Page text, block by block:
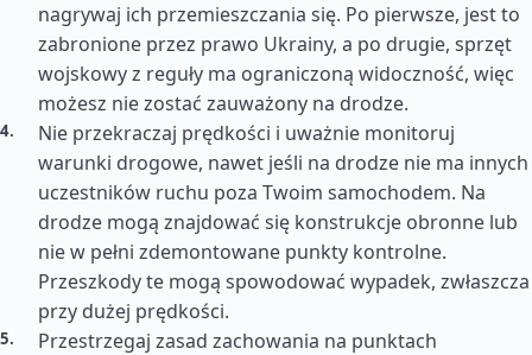
nagrywaj ich przemieszczania się. Po pierwsze, jest to
zabronione przez prawo Ukrainy, a po drugie, sprzęt
wojskowy z reguły ma ograniczoną widoczność, więc
możesz nie zostać zauważony na drodze.
Nie przekraczaj prędkości i uważnie monitoruj
warunki drogowe, nawet jeśli na drodze nie ma innych
uczestników ruchu poza Twoim samochodem. Na
drodze mogą znajdować się konstrukcje obronne lub
nie w pełni zdemontowane punkty kontrolne.
Przeszkody te mogą spowodować wypadek, zwłaszcza
przy dużej prędkości.
Przestrzegaj zasad zachowania na punktach